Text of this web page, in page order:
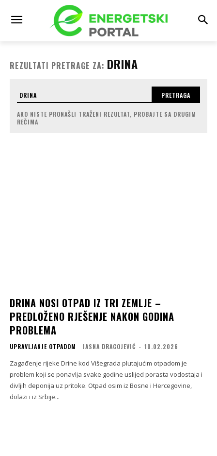
REZULTATI PRETRAGE ZA: DRINA
PRETRAGA
AKO NISTE PRONAŠLI TRAŽENI REZULTAT, PROBAJTE SA DRUGIM
REČIMA
DRINA NOSI OTPAD IZ TRI ZEMLJE –
PREDLOŽENO RJEŠENJE NAKON GODINA
PROBLEMA
UPRAVLJANJE OTPADOM JASNA DRAGOJEVIĆ - 10.02.2026
Zagađenje rijeke Drine kod Višegrada plutajućim otpadom je
problem koji se ponavlja svake godine uslijed porasta vodostaja i
divljih deponija uz pritoke. Otpad osim iz Bosne i Hercegovine,
dolazi i iz Srbije...